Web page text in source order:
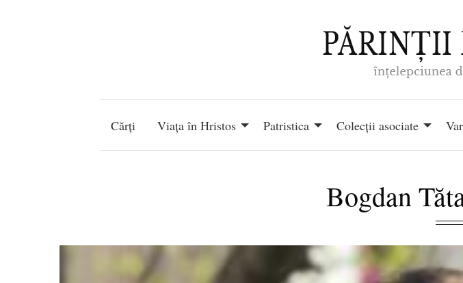
Cărți Viața în Hristos Patristica Colecții asociate
Bogdan